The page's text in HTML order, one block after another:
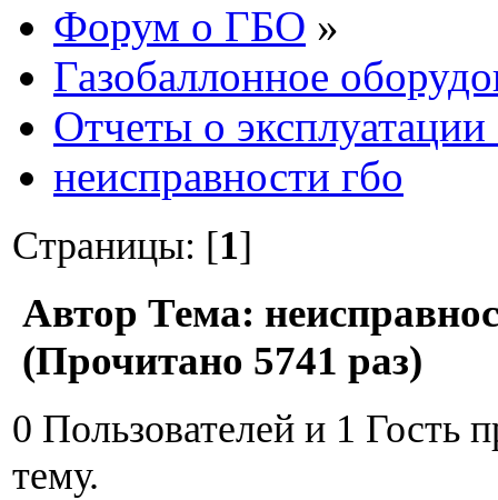
Форум о ГБО »
Газобаллонное
Отчеты о
неисправности гбо
Страницы: [1]
Автор Тема:
(Прочитано 5741 раз)
0 Пользователей и 1 Гость
тему.